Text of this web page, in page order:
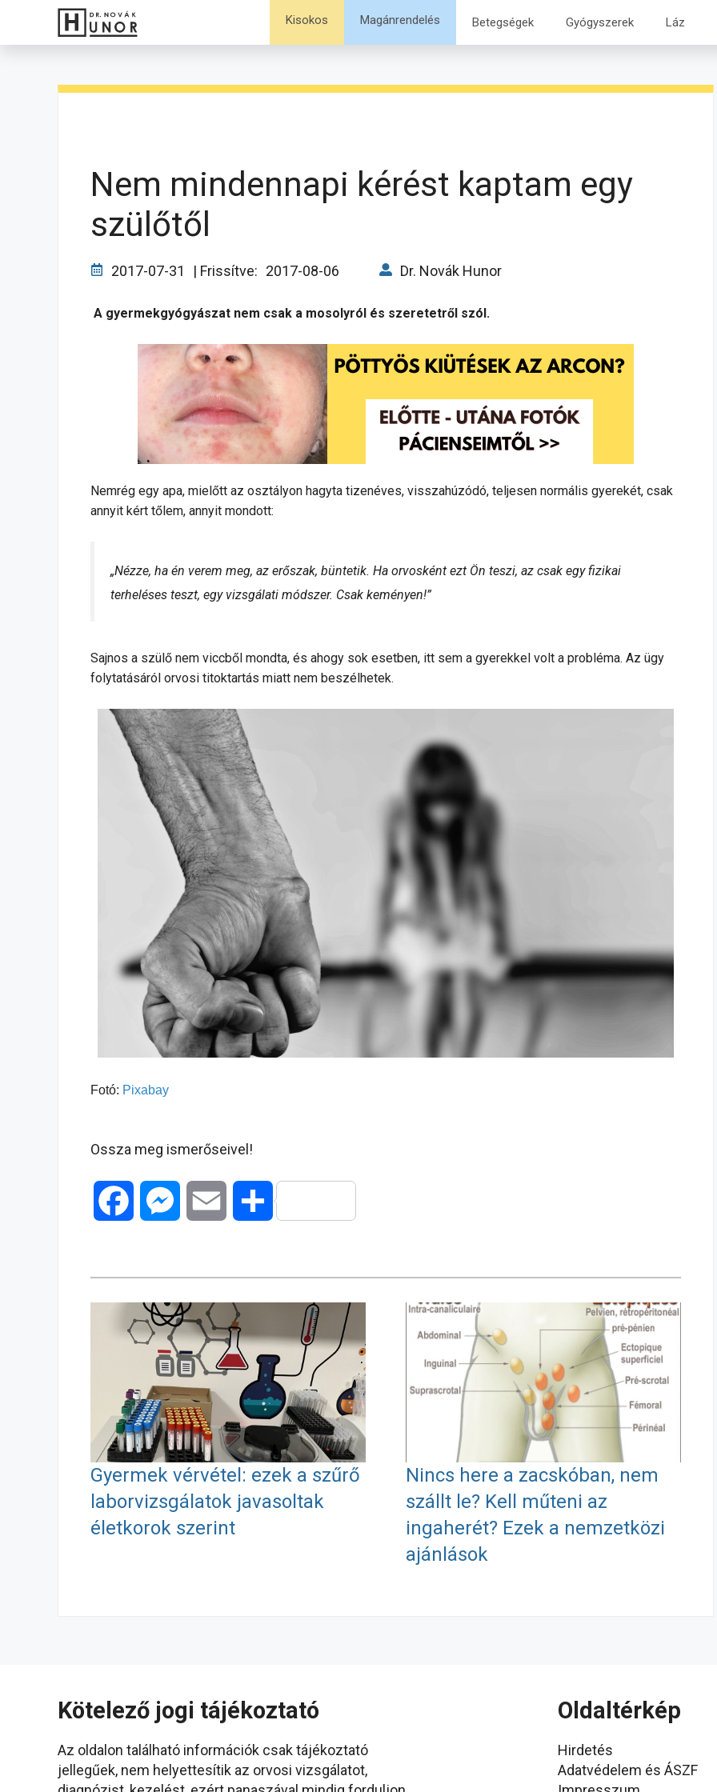
tartalomba
Kisokos Magánrendelés Betegségek Gyógyszerek Láz
Nem mindennapi kérést kaptam egy
szülőtől
2017-07-31 | Frissítve: 2017-08-06 Dr. Novák Hunor
A gyermekgyógyászat nem csak a mosolyról és szeretetről szól.
Nemrég egy apa, mielőtt az osztályon hagyta tizenéves, visszahúzódó, teljesen normális gyerekét, csak
annyit kért tőlem, annyit mondott:
„Nézze, ha én verem meg, az erőszak, büntetik. Ha orvosként ezt Ön teszi, az csak egy fizikai
terheléses teszt, egy vizsgálati módszer. Csak keményen!”
Sajnos a szülő nem viccből mondta, és ahogy sok esetben, itt sem a gyerekkel volt a probléma. Az ügy
folytatásáról orvosi titoktartás miatt nem beszélhetek.
Fotó: Pixabay
Ossza meg ismerőseivel!
c
e
o
o
k
s
s
e
n
g
e
r
a
O
s
a
m
g
Gyermek vérvétel: ezek a szűrő
laborvizsgálatok javasoltak
életkorok szerint
Nincs here a zacskóban, nem
szállt le? Kell műteni az
ingaherét? Ezek a nemzetközi
ajánlások
Kötelező jogi tájékoztató
Az oldalon található információk csak tájékoztató
jellegűek, nem helyettesítik az orvosi vizsgálatot,
Oldaltérkép
Hirdetés
Adatvédelem és ÁSZF